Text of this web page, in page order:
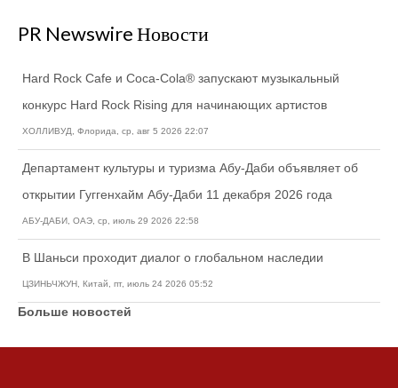
PR Newswire Новости
Hard Rock Cafe и Coca-Cola® запускают музыкальный
конкурс Hard Rock Rising для начинающих артистов
ХОЛЛИВУД, Флорида, ср, авг 5 2026 22:07
Департамент культуры и туризма Абу-Даби объявляет об
открытии Гуггенхайм Абу-Даби 11 декабря 2026 года
АБУ-ДАБИ, ОАЭ, ср, июль 29 2026 22:58
В Шаньси проходит диалог о глобальном наследии
ЦЗИНЬЧЖУН, Китай, пт, июль 24 2026 05:52
Больше новостей